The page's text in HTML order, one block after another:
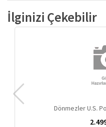
İlginizi Çekebilir
Dönmezler U.S.